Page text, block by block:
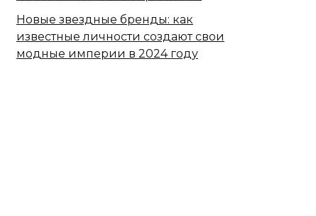
Новые звездные бренды: как
известные личности создают свои
модные империи в 2024 году